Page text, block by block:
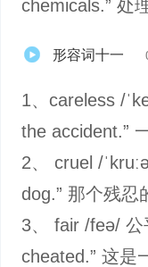
chemicals.” 处
形容词十一
1、careless /
the accident.”
2、 cruel /
dog.” 那个残忍
3、 fair /feə/
cheated.” 这是